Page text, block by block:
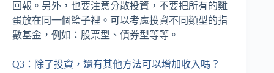
回報。另外，也要注意分散投資，不要把所有的雞
蛋放在同一個籃子裡。可以考慮投資不同類型的指
數基金，例如：股票型、債券型等等。
Q3：除了投資，還有其他方法可以增加收入嗎？